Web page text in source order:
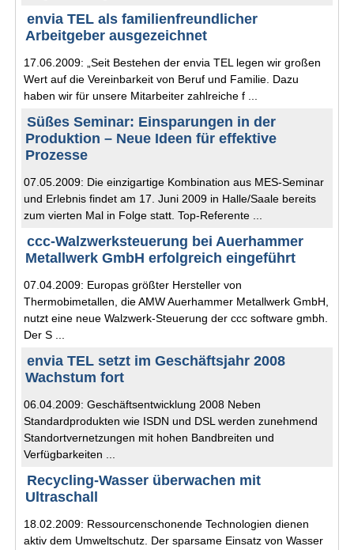
envia TEL als familienfreundlicher
Arbeitgeber ausgezeichnet
17.06.2009: „Seit Bestehen der envia TEL legen wir großen
Wert auf die Vereinbarkeit von Beruf und Familie. Dazu
haben wir für unsere Mitarbeiter zahlreiche f ...
Süßes Seminar: Einsparungen in der
Produktion – Neue Ideen für effektive
Prozesse
07.05.2009: Die einzigartige Kombination aus MES-Seminar
und Erlebnis findet am 17. Juni 2009 in Halle/Saale bereits
zum vierten Mal in Folge statt. Top-Referente ...
ccc-Walzwerksteuerung bei Auerhammer
Metallwerk GmbH erfolgreich eingeführt
07.04.2009: Europas größter Hersteller von
Thermobimetallen, die AMW Auerhammer Metallwerk GmbH,
nutzt eine neue Walzwerk-Steuerung der ccc software gmbh.
Der S ...
envia TEL setzt im Geschäftsjahr 2008
Wachstum fort
06.04.2009: Geschäftsentwicklung 2008 Neben
Standardprodukten wie ISDN und DSL werden zunehmend
Standortvernetzungen mit hohen Bandbreiten und
Verfügbarkeiten ...
Recycling-Wasser überwachen mit
Ultraschall
18.02.2009: Ressourcenschonende Technologien dienen
aktiv dem Umweltschutz. Der sparsame Einsatz von Wasser